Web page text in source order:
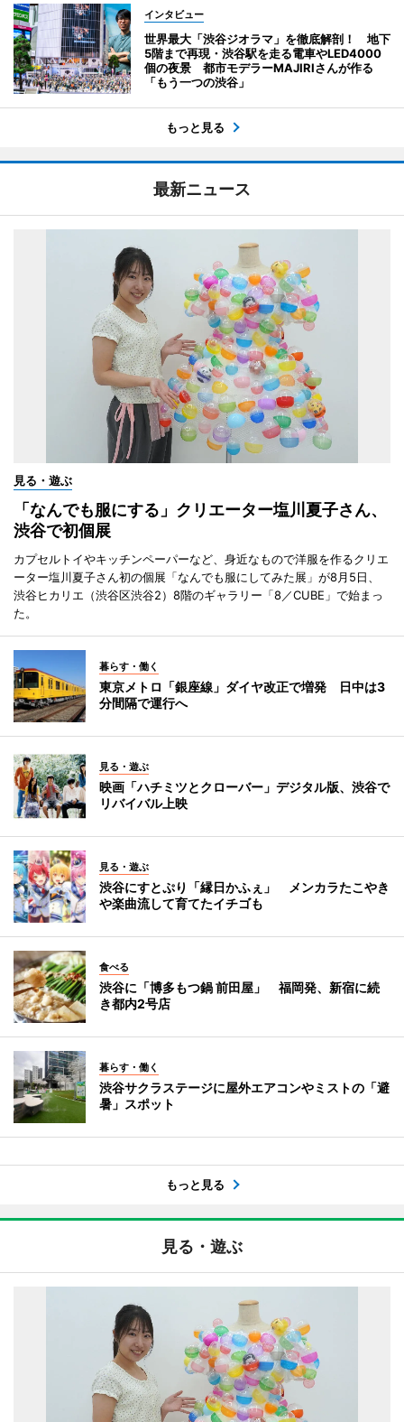
インタビュー
世界最大「渋谷ジオラマ」を徹底解剖！ 地下
5階まで再現・渋谷駅を走る電車やLED4000
個の夜景 都市モデラーMAJIRIさんが作る
「もう一つの渋谷」
もっと見る
最新ニュース
見る・遊ぶ
「なんでも服にする」クリエーター塩川夏子さん、
渋谷で初個展
カプセルトイやキッチンペーパーなど、身近なもので洋服を作るクリエ
ーター塩川夏子さん初の個展「なんでも服にしてみた展」が8月5日、
渋谷ヒカリエ（渋谷区渋谷2）8階のギャラリー「8／CUBE」で始まっ
た。
暮らす・働く
東京メトロ「銀座線」ダイヤ改正で増発 日中は3
分間隔で運行へ
見る・遊ぶ
映画「ハチミツとクローバー」デジタル版、渋谷で
リバイバル上映
見る・遊ぶ
渋谷にすとぷり「縁日かふぇ」 メンカラたこやき
や楽曲流して育てたイチゴも
食べる
渋谷に「博多もつ鍋 前田屋」 福岡発、新宿に続
き都内2号店
暮らす・働く
渋谷サクラステージに屋外エアコンやミストの「避
暑」スポット
もっと見る
見る・遊ぶ